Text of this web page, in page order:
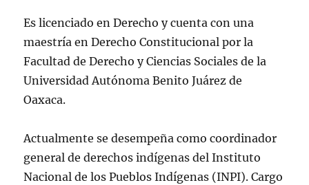
Es licenciado en Derecho y cuenta con una
maestría en Derecho Constitucional por la
Facultad de Derecho y Ciencias Sociales de la
Universidad Autónoma Benito Juárez de
Oaxaca.
Actualmente se desempeña como coordinador
general de derechos indígenas del Instituto
Nacional de los Pueblos Indígenas (INPI). Cargo